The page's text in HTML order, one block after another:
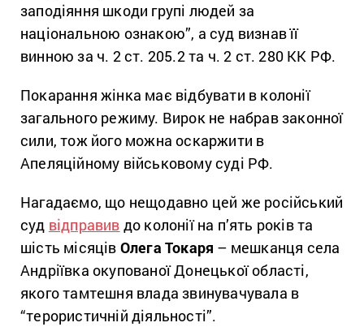
заподіяння шкоди групі людей за
національною ознакою”, а суд визнав її
винною за ч. 2 ст. 205.2 та ч. 2 ст. 280 КК РФ.
Покарання жінка має відбувати в колонії
загального режиму. Вирок не набрав законної
сили, тож його можна оскаржити в
Апеляційному військовому суді РФ.
Нагадаємо, що нещодавно цей же російський
суд відправив до колонії на п’ять років та
шість місяців Олега Токаря – мешканця села
Андріївка окупованої Донецької області,
якого тамтешня влада звинувачувала в
“терористичній діяльності”.